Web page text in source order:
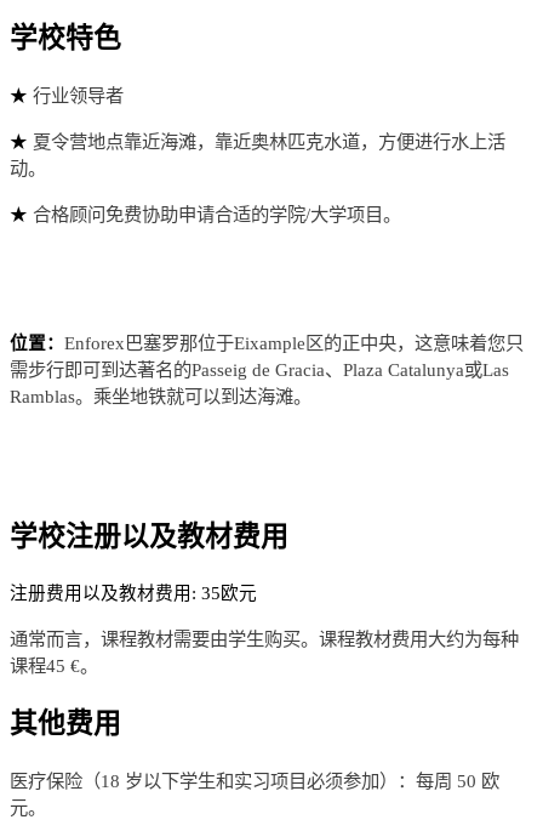
学校特色
★ 行业领导者
★ 夏令营地点靠近海滩，靠近奥林匹克水道，方便进行水上活
动。
★ 合格顾问免费协助申请合适的学院/大学项目。
位置： Enforex巴塞罗那位于Eixample区的正中央，这意味着您只
需步行即可到达著名的Passeig de Gracia、Plaza Catalunya或Las
Ramblas。乘坐地铁就可以到达海滩。
学校注册以及教材费用
注册费用以及教材费用: 35欧元
通常而言，课程教材需要由学生购买。课程教材费用大约为每种
课程45 €。
其他费用
医疗保险（18 岁以下学生和实习项目必须参加）：每周 50 欧
元。